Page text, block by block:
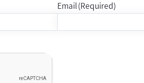
Email (Required)